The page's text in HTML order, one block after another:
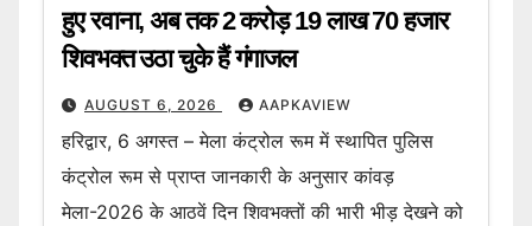
हुए रवाना, अब तक 2 करोड़ 19 लाख 70 हजार
शिवभक्त उठा चुके हैं गंगाजल
AUGUST 6, 2026 AAPKAVIEW
हरिद्वार, 6 अगस्त – मेला कंट्रोल रूम में स्थापित पुलिस
कंट्रोल रूम से प्राप्त जानकारी के अनुसार कांवड़
मेला-2026 के आठवें दिन शिवभक्तों की भारी भीड़ देखने को